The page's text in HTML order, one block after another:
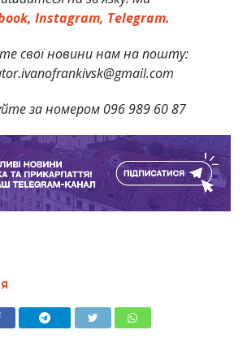
Instagram, Telegram.
свої новини нам на пошту:
за номером 096 989 60 87